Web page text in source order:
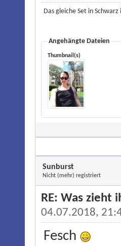
Das gleiche Set in
Angehängte Dateien
Thumbnail(s)
Sunburst
Nicht (mehr) registriert
RE: Was zieht
04.07.2018,
Fesch